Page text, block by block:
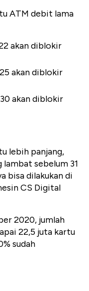
ATM debit lama
akan diblokir
akan diblokir
akan diblokir
lebih panjang,
sebelum 31
bisa dilakukan di
CS Digital
2020, jumlah
22,5 juta kartu
sudah